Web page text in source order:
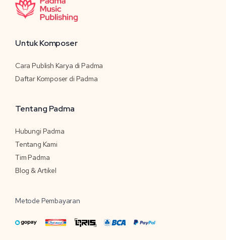
Untuk Komposer
Cara Publish Karya di Padma
Daftar Komposer di Padma
Tentang Padma
Hubungi Padma
Tentang Kami
Tim Padma
Blog & Artikel
Metode Pembayaran